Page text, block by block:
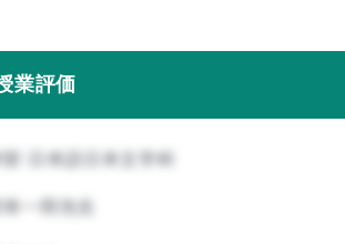
業評価